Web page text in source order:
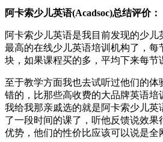
阿卡索少儿英语(Acadsoc)总结评价：
阿卡索少儿英语是我目前发现的少儿
最高的在线少儿英语培训机构了，每
块，如果课程买的多，平均下来每节
至于教学方面我也去试听过他们的体
错的，比那些高收费的大品牌英语培
我给我那亲戚选的就是阿卡索少儿英
了一段时间的课了，听他反馈说效果
优势，他们的性价比应该可以说是全